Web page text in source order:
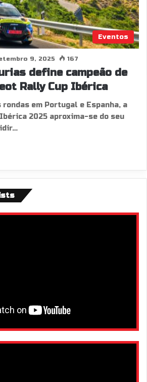
Eventos
9, 2025 167
define campeão de
Rally Cup Ibérica
em Portugal e Espanha, a
2025 aproxima-se do seu